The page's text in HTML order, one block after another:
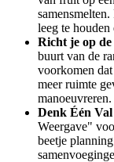
leeg te
Richt je op
buurt van de
voorkomen
meer ruimte
manoeuvreren.
Denk Één
Weergave"
beetje